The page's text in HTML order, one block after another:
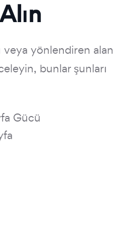
veya yönlendiren alan
bunlar şunları
Gücü